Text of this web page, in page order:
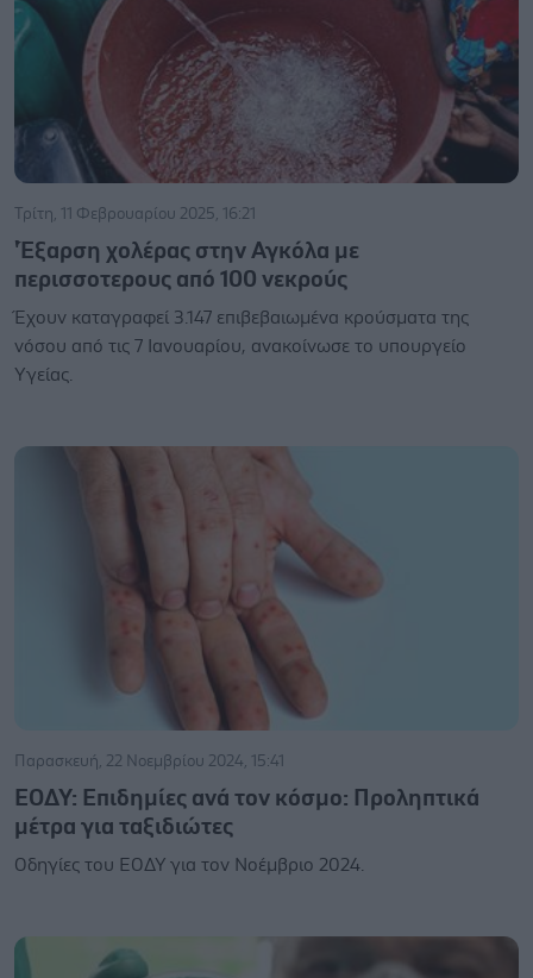
Τρίτη, 11 Φεβρουαρίου 2025, 16:21
'Έξαρση χολέρας στην Αγκόλα με
περισσοτερους από 100 νεκρούς
Έχουν καταγραφεί 3.147 επιβεβαιωμένα κρούσματα της
νόσου από τις 7 Ιανουαρίου, ανακοίνωσε το υπουργείο
Υγείας.
Παρασκευή, 22 Νοεμβρίου 2024, 15:41
ΕΟΔΥ: Επιδημίες ανά τον κόσμο: Προληπτικά
μέτρα για ταξιδιώτες
Οδηγίες του ΕΟΔΥ για τον Νοέμβριο 2024.